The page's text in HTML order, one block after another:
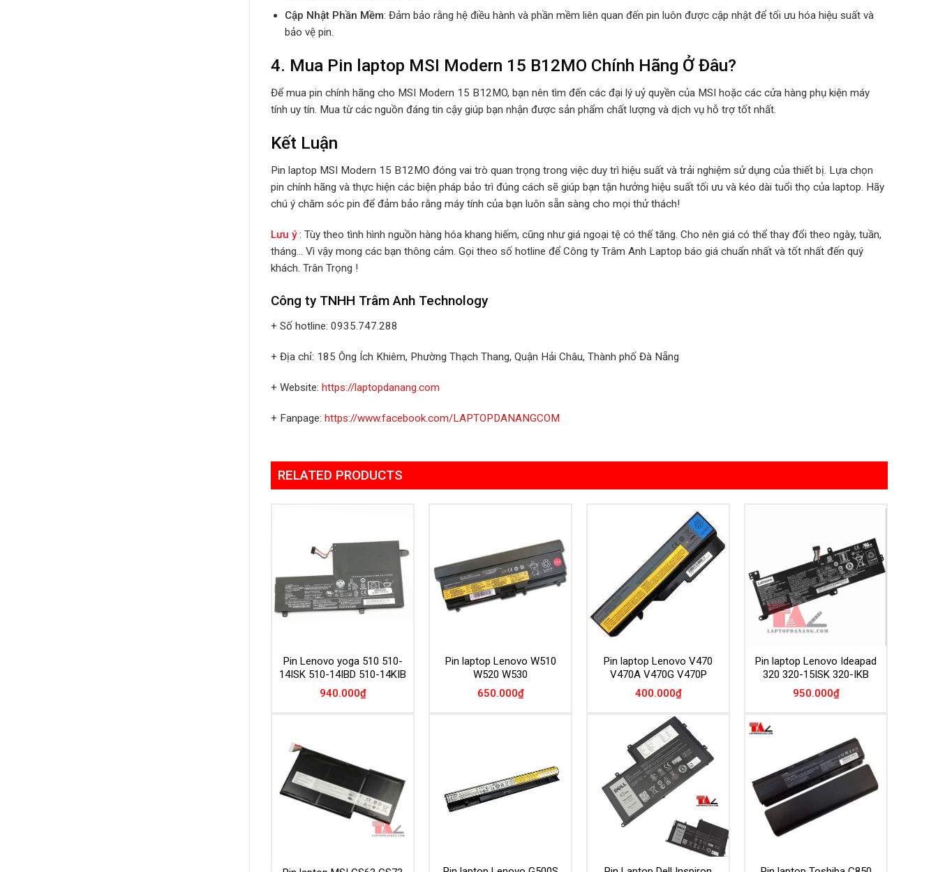
Cập Nhật Phần Mềm: Đảm bảo rằng hệ điều hành và phần mềm liên quan đến pin luôn được cập nhật để tối ưu hóa hiệu suất và
bảo vệ pin.
4. Mua Pin laptop MSI Modern 15 B12MO Chính Hãng Ở Đâu?
Để mua pin chính hãng cho MSI Modern 15 B12MO, bạn nên tìm đến các đại lý uỷ quyền của MSI hoặc các cửa hàng phụ kiện máy
tính uy tín. Mua từ các nguồn đáng tin cậy giúp bạn nhận được sản phẩm chất lượng và dịch vụ hỗ trợ tốt nhất.
Kết Luận
Pin laptop MSI Modern 15 B12MO đóng vai trò quan trọng trong việc duy trì hiệu suất và trải nghiệm sử dụng của thiết bị. Lựa chọn
pin chính hãng và thực hiện các biện pháp bảo trì đúng cách sẽ giúp bạn tận hưởng hiệu suất tối ưu và kéo dài tuổi thọ của laptop. Hãy
chú ý chăm sóc pin để đảm bảo rằng máy tính của bạn luôn sẵn sàng cho mọi thử thách!
Lưu ý : Tùy theo tình hình nguồn hàng hóa khang hiếm, cũng như giá ngoại tệ có thế tăng. Cho nên giá có thể thay đổi theo ngày, tuần,
tháng… Vì vậy mong các bạn thông cảm. Gọi theo số hotline để Công ty Trâm Anh Laptop báo giá chuẩn nhất và tốt nhất đến quý
khách. Trân Trọng !
Công ty TNHH Trâm Anh Technology
+ Số hotline: 0935.747.288
+ Địa chỉ: 185 Ông Ích Khiêm, Phường Thạch Thang, Quận Hải Châu, Thành phố Đà Nẵng
+ Website: https://laptopdanang.com
+ Fanpage: https://www.facebook.com/LAPTOPDANANGCOM
RELATED PRODUCTS
Add to
Wishlist
Pin Lenovo yoga 510 510-
14ISK 510-14IBD 510-14KIB
940.000₫
Add to
Wishlist
Pin laptop Lenovo W510
W520 W530
650.000₫
Add to
Wishlist
Pin laptop Lenovo V470
V470A V470G V470P
400.000₫
Add to
Wishlist
Pin laptop Lenovo Ideapad
320 320-15ISK 320-IKB
950.000₫
Add to
Wishlist
Add to
Wishlist